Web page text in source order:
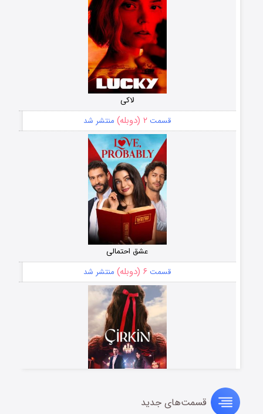
لاکی
قسمت ۲ (دوبله) منتشر شد
عشق احتمالی
قسمت ۶ (دوبله) منتشر شد
سریال زشتقسمت‌های جدید